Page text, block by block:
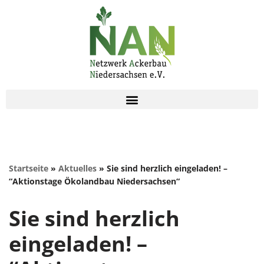
Startseite » Aktuelles » Sie sind herzlich eingeladen! –
“Aktionstage Ökolandbau Niedersachsen“
Sie sind herzlich
eingeladen! –